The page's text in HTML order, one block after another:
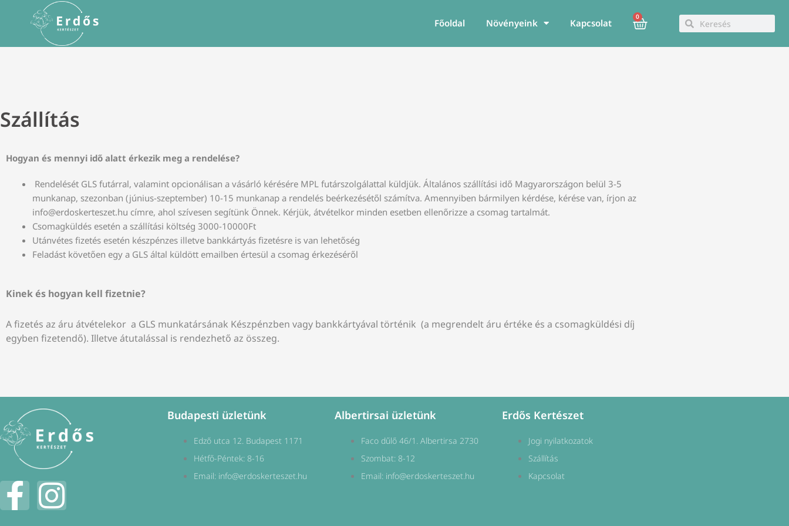
Főoldal Növényeink Kapcsolat
0
Kosár KeresésKeresés
Szállítás
Hogyan és mennyi idő alatt érkezik meg a rendelése?
Rendelését GLS futárral, valamint opcionálisan a vásárló kérésére MPL futárszolgálattal küldjük. Általános szállítási idő Magyarországon belül 3-5
munkanap, szezonban (június-szeptember) 10-15 munkanap a rendelés beérkezésétől számítva. Amennyiben bármilyen kérdése, kérése van, írjon az
info@erdoskerteszet.hu címre, ahol szívesen segítünk Önnek. Kérjük, átvételkor minden esetben ellenőrizze a csomag tartalmát.
Csomagküldés esetén a szállítási költség 3000-10000Ft
Utánvétes fizetés esetén készpénzes illetve bankkártyás fizetésre is van lehetőség
Feladást követően egy a GLS által küldött emailben értesül a csomag érkezéséről
Kinek és hogyan kell fizetnie?
A fizetés az áru átvételekor a GLS munkatársának Készpénzben vagy bankkártyával történik (a megrendelt áru értéke és a csomagküldési díj
egyben fizetendő). Illetve átutalással is rendezhető az összeg.
F I
Budapesti üzletünk
Edző utca 12. Budapest 1171
Hétfő-Péntek: 8-16
Email: info@erdoskerteszet.hu
Albertirsai üzletünk
Faco dűlő 46/1. Albertirsa 2730
Szombat: 8-12
Email: info@erdoskerteszet.hu
Erdős Kertészet
Jogi nyilatkozatok
Szállítás
Kapcsolat